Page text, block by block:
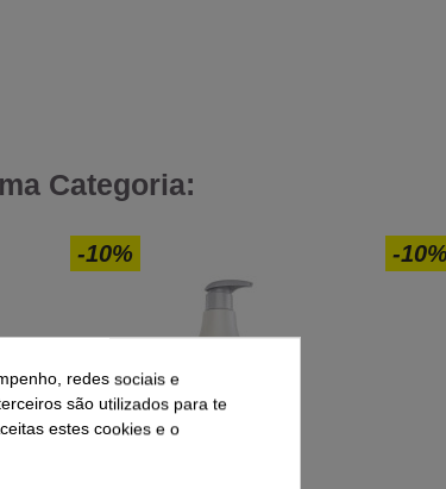
Categoria:
-10% -10%
redes sociais e
são utilizados para te
estes cookies e o